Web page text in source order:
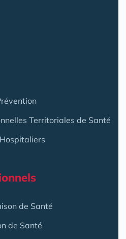
Territoriales de Santé
de Santé
de Santé